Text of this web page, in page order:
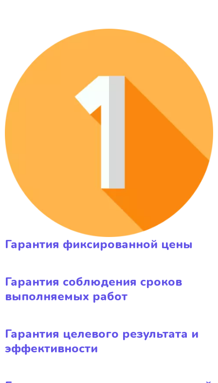
Гарантия фиксированной цены
Гарантия соблюдения сроков
выполняемых работ
Гарантия целевого результата и
эффективности